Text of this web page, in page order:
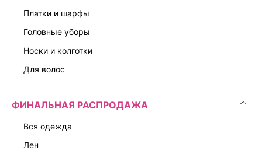
платки и шарфы
головные уборы
носки и колготки
для волос
ФИНАЛЬНАЯ РАСПРОДАЖА
вся одежда
лен